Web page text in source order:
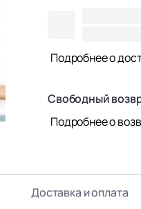
Подробнее о
Свободный
Подробнее о
Доставка и оплата